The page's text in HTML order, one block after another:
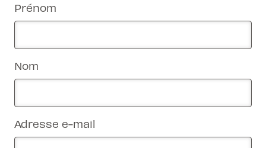
Prénom
Nom
Adresse e-mail